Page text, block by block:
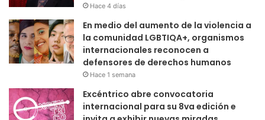
Hace 4 días
En medio del aumento de la violencia a
la comunidad LGBTIQA+, organismos
internacionales reconocen a
defensores de derechos humanos
Hace 1 semana
Excéntrico abre convocatoria
internacional para su 8va edición e